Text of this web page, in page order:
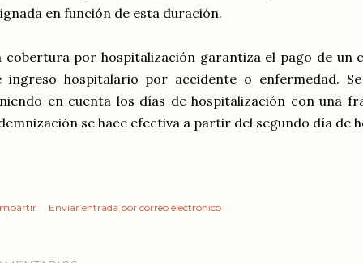
en función de esta duración.
cobertura por hospitalización garantiza el pago de un
ingreso hospitalario por accidente o enfermedad.
en cuenta los días de hospitalización con una
se hace efectiva a partir del segundo día de
Enviar entrada por correo electrónico